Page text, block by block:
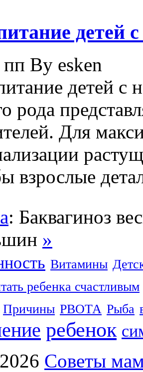
детей
By esken
детей с
рода
Для
взрослые
: Баквагиноз
»
Витамины
ребенка счастливым
Причины РВОТА Рыба
ребенок
Советы